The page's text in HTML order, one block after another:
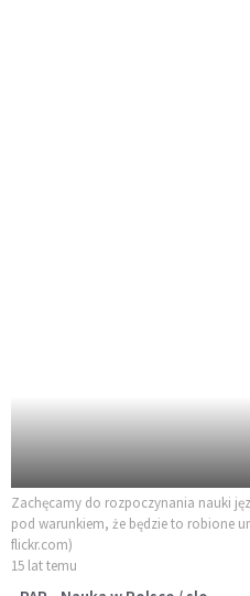
Zachęcamy do rozpoczynania nauki
pod warunkiem, że będzie to robione
flickr.com)
15 lat temu